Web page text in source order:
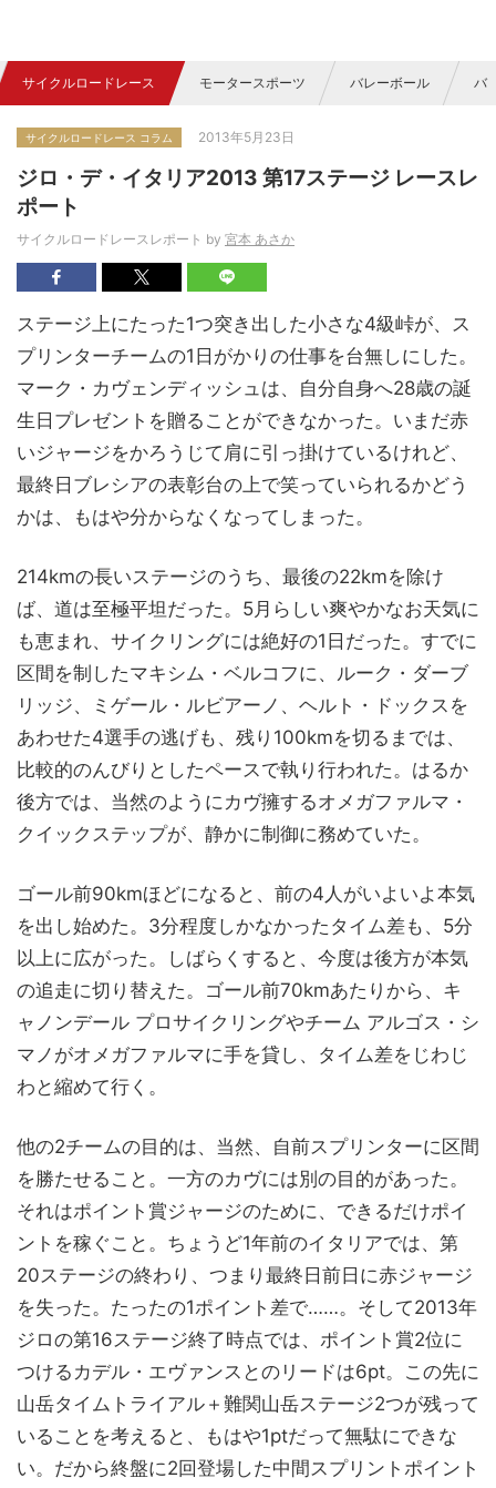
サイクルロードレース モータースポーツ バレーボール バ
サイクルロードレース コラム 2013年5月23日
ジロ・デ・イタリア2013 第17ステージ レースレ
ポート
サイクルロードレースレポート by 宮本 あさか
ステージ上にたった1つ突き出した小さな4級峠が、ス
プリンターチームの1日がかりの仕事を台無しにした。
マーク・カヴェンディッシュは、自分自身へ28歳の誕
生日プレゼントを贈ることができなかった。いまだ赤
いジャージをかろうじて肩に引っ掛けているけれど、
最終日ブレシアの表彰台の上で笑っていられるかどう
かは、もはや分からなくなってしまった。
214kmの長いステージのうち、最後の22kmを除け
ば、道は至極平坦だった。5月らしい爽やかなお天気に
も恵まれ、サイクリングには絶好の1日だった。すでに
区間を制したマキシム・ベルコフに、ルーク・ダーブ
リッジ、ミゲール・ルビアーノ、ヘルト・ドックスを
あわせた4選手の逃げも、残り100kmを切るまでは、
比較的のんびりとしたペースで執り行われた。はるか
後方では、当然のようにカヴ擁するオメガファルマ・
クイックステップが、静かに制御に務めていた。
ゴール前90kmほどになると、前の4人がいよいよ本気
を出し始めた。3分程度しかなかったタイム差も、5分
以上に広がった。しばらくすると、今度は後方が本気
の追走に切り替えた。ゴール前70kmあたりから、キ
ャノンデール プロサイクリングやチーム アルゴス・シ
マノがオメガファルマに手を貸し、タイム差をじわじ
わと縮めて行く。
他の2チームの目的は、当然、自前スプリンターに区間
を勝たせること。一方のカヴには別の目的があった。
それはポイント賞ジャージのために、できるだけポイ
ントを稼ぐこと。ちょうど1年前のイタリアでは、第
20ステージの終わり、つまり最終日前日に赤ジャージ
を失った。たったの1ポイント差で……。そして2013年
ジロの第16ステージ終了時点では、ポイント賞2位に
つけるカデル・エヴァンスとのリードは6pt。この先に
山岳タイムトライアル＋難関山岳ステージ2つが残って
いることを考えると、もはや1ptだって無駄にできな
い。だから終盤に2回登場した中間スプリントポイント